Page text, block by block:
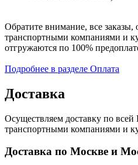
Обратите внимание, все заказы,
транспортными компаниями и
отгружаются по 100%
Подробнее в разделе Оплата
Доставка
Осуществляем доставку по
транспортными компаниями и
Доставка по Москве и